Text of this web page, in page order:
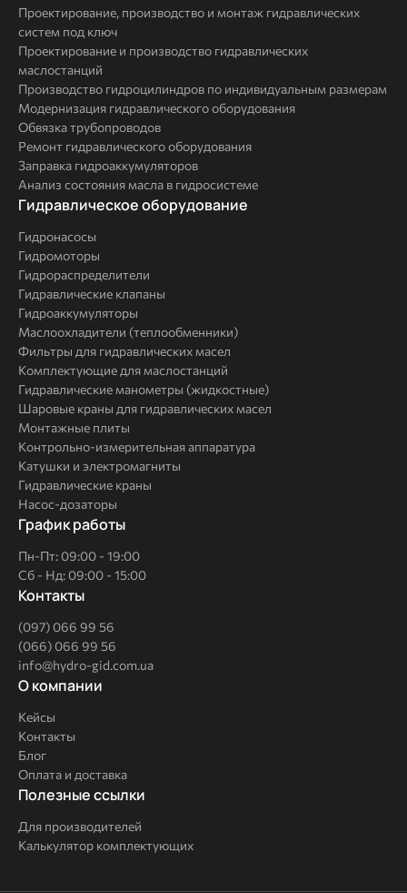
Проектирование, производство и монтаж гидравлических
систем под ключ
Проектирование и производство гидравлических
маслостанций
Производство гидроцилиндров по индивидуальным размерам
Модернизация гидравлического оборудования
Обвязка трубопроводов
Ремонт гидравлического оборудования
Заправка гидроаккумуляторов
Анализ состояния масла в гидросистеме
Комплексные
Гидравлическое оборудование
Гидронасосы
Гидромоторы
Гидрораспределители
Гидравлические клапаны
Гидроаккумуляторы
Маслоохладители (теплообменники)
Фильтры для гидравлических масел
Комплектующие для маслостанций
Гидравлические манометры (жидкостные)
Шаровые краны для гидравлических масел
Монтажные плиты
Контрольно-измерительная аппаратура
Катушки и электромагниты
Гидравлические краны
Насос-дозаторы
График работы
Пн-Пт: 09:00 - 19:00
Сб - Нд: 09:00 - 15:00
Контакты
(097) 066 99 56
(066) 066 99 56
info@hydro-gid.com.ua
О
компании
О компании
Кейсы
Контакты
Блог
Оплата и доставка
Полезные
Полезные ссылки
Для производителей
Калькулятор комплектующих